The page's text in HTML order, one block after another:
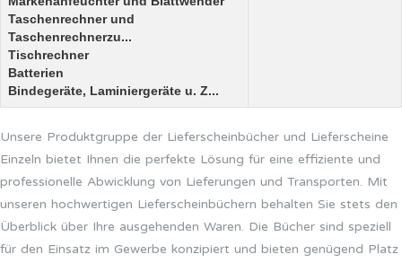
Taschenrechner und
Taschenrechnerzu...
Tischrechner
Batterien
Bindegeräte, Laminiergeräte u. Z...
Unsere Produktgruppe der Lieferscheinbücher und Lieferscheine
Einzeln bietet Ihnen die perfekte Lösung für eine effiziente und
professionelle Abwicklung von Lieferungen und Transporten. Mit
unseren hochwertigen Lieferscheinbüchern behalten Sie stets den
Überblick über Ihre ausgehenden Waren. Die Bücher sind speziell
für den Einsatz im Gewerbe konzipiert und bieten genügend Platz